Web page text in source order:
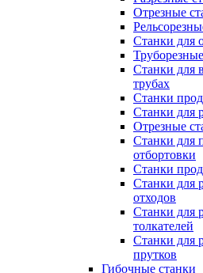
Отрезные
Станки для
Станки для
трубаx
Станки
Станки для
Отрезные
Станки для
отбортовки
Станки
Станки для
отходов
Станки для
толкателей
Станки для
прутков
Гибочные станки